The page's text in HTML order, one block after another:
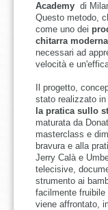
Academy di
Questo metodo,
come uno dei
chitarra
necessari ad
velocità e
Il progetto,
stato realizzato
la pratica sullo
maturata da
masterclass e
bravura e alla
Jerry Calà e
telecisive,
strumento ai
facilmente
viene affrontato,